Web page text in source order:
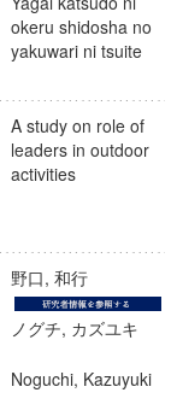
okeru shidosha no
yakuwari ni tsuite
A study on role of
leaders in outdoor
activities
野口, 和行
ノグチ, カズユキ
Noguchi, Kazuyuki